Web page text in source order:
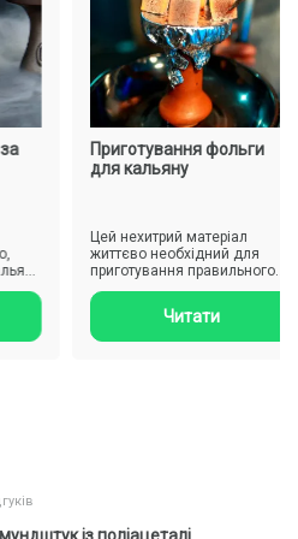
мундштука
особистої гігієни
кальянних шлангів та адаптерів
і матеріалів
економічність та
зберігання
мундштук для кальяну
Приготування фольги
для кальяну
Цей нехитрий матеріал
життєво необхідний для
приготування правильного
смачного кальяну. Він є
підсти..
Читати